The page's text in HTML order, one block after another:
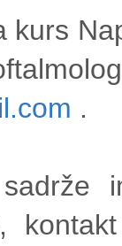
kurs
.